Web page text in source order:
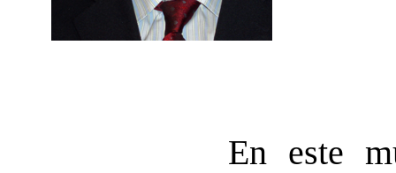
En este